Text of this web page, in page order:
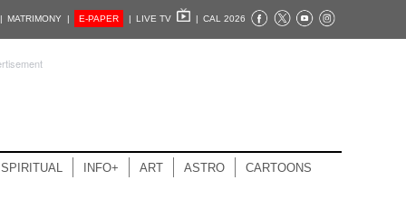
MATRIMONY | E-PAPER | LIVE TV | CAL 2026
SPIRITUAL INFO+ ART ASTRO CARTOONS